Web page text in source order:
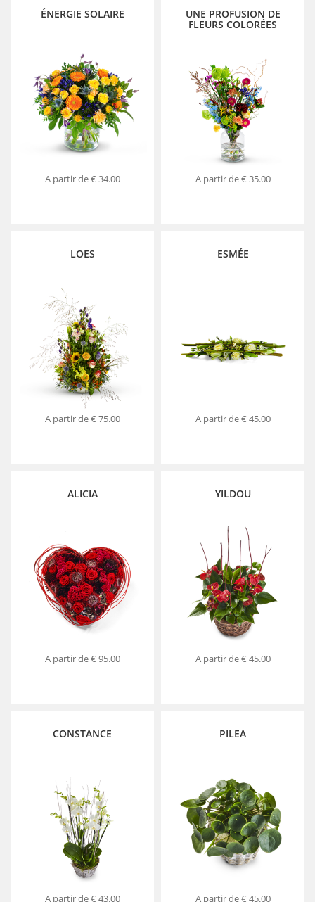
ÉNERGIE SOLAIRE
A partir de€ 34.00
UNE PROFUSION DE
FLEURS COLORÉES
A partir de€ 35.00
LOES
A partir de€ 75.00
ESMÉE
A partir de€ 45.00
ALICIA
A partir de€ 95.00
YILDOU
A partir de€ 45.00
CONSTANCE
A partir de€ 43.00
PILEA
A partir de€ 45.00